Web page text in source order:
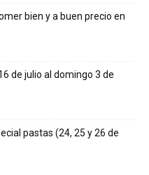
bien y a buen precio en
de julio al domingo 3 de
pastas (24, 25 y 26 de